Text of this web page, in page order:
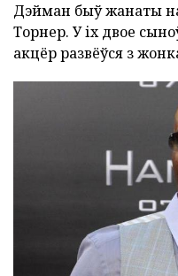
Дэйман быў жанаты
Торнер. У іх двое
акцёр развёўся з